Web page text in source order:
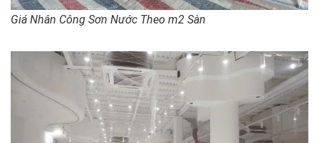
Giá Nhân Công Sơn Nước Theo m2 Sàn